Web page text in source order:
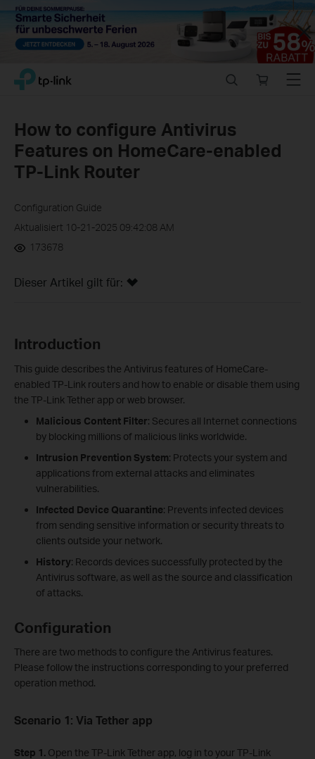
Close
Click
navigation
TP-Link, Reliably Smart
store
Menu
How to configure Antivirus
Features on HomeCare-enabled
TP-Link Router
Configuration Guide
Aktualisiert 10-21-2025 09:42:08 AM
173678
Dieser Artikel gilt für:
Introduction
This guide describes the Antivirus features of HomeCare-
enabled TP-Link routers and how to enable or disable them using
the TP-Link Tether app or web browser.
Malicious Content Filter: Secures all Internet connections
by blocking millions of malicious links worldwide.
Intrusion Prevention System: Protects your system and
applications from external attacks and eliminates
vulnerabilities.
Infected Device Quarantine: Prevents infected devices
from sending sensitive information or security threats to
clients outside your network.
History: Records devices successfully protected by the
Antivirus software, as well as the source and classification
of attacks.
Configuration
There are two methods to configure the Antivirus features.
Please follow the instructions corresponding to your preferred
operation method.
Scenario 1: Via Tether app
Step 1. Open the TP-Link Tether app, log in to your TP-Link